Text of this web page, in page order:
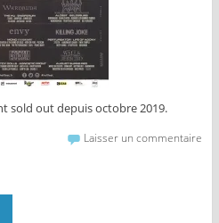
sold out depuis octobre 2019.
Laisser un commentaire